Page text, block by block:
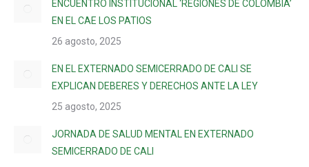
ENCUENTRO INSTITUCIONAL ‘REGIONES DE COLOMBIA’
EN EL CAE LOS PATIOS
26 agosto, 2025
EN EL EXTERNADO SEMICERRADO DE CALI SE
EXPLICAN DEBERES Y DERECHOS ANTE LA LEY
25 agosto, 2025
JORNADA DE SALUD MENTAL EN EXTERNADO
SEMICERRADO DE CALI